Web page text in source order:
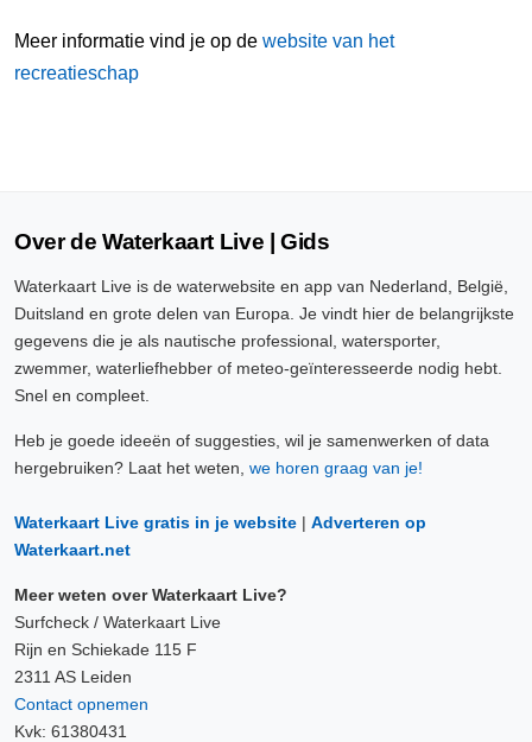
Meer informatie vind je op de website van het
recreatieschap
Over de Waterkaart Live | Gids
Waterkaart Live is de waterwebsite en app van Nederland, België,
Duitsland en grote delen van Europa. Je vindt hier de belangrijkste
gegevens die je als nautische professional, watersporter,
zwemmer, waterliefhebber of meteo-geïnteresseerde nodig hebt.
Snel en compleet.
Heb je goede ideeën of suggesties, wil je samenwerken of data
hergebruiken? Laat het weten, we horen graag van je!
Waterkaart Live gratis in je website | Adverteren op
Waterkaart.net
Meer weten over Waterkaart Live?
Surfcheck / Waterkaart Live
Rijn en Schiekade 115 F
2311 AS Leiden
Contact opnemen
Kvk: 61380431